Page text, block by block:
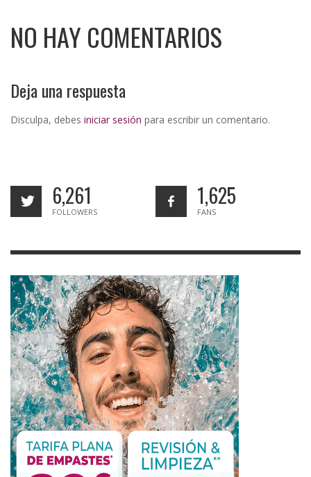
NO HAY COMENTARIOS
Deja una respuesta
Disculpa, debes iniciar sesión para escribir un comentario.
6,261
FOLLOWERS
1,625
FANS